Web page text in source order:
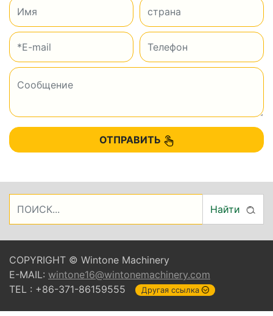
ОТПРАВИТЬ
Найти
COPYRIGHT © Wintone Machinery
E-MAIL: wintone16@wintonemachinery.com
TEL : +86-371-86159555
Другая ссылка